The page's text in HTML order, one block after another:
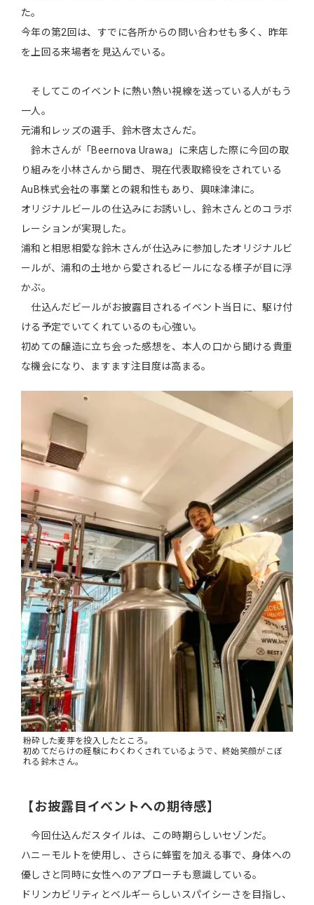
た。
今年の第2回は、すでに各所からの問い合わせも多く、昨年
を上回る来場者を見込んでいる。
そしてこのイベントに熱い熱い視線を送っている人がもう
一人。
元浦和レッズの選手、鈴木啓太さんだ。
鈴木さんが「Beernova Urawa」に来店した際に今回の取
り組みを小林さんから聞き、現在代表取締役をされている
AuB株式会社の事業との親和性もあり、興味津津に。
オリジナルビールの仕込みにお誘いし、鈴木さんとのコラボ
レーションが実現した。
浦和と相思相愛な鈴木さんが仕込みに参加したオリジナルビ
ールが、浦和の土地から愛されるビールになる様子が目に浮
かぶ。
仕込んだビールがお披露目されるイベント当日に、駆け付
ける予定でいてくれているのも心強い。
初めての醸造に立ち会った感想を、本人の口から聞ける貴重
な機会になり、ますます注目度は高まる。
粉砕した麦芽を投入したところ。
初めてだらけの経験にわくわくされているようで、終始笑顔がこぼ
れる鈴木さん。
【お披露目イベントへの期待感】
今回仕込んだスタイルは、この時期らしいセゾンだ。
ハニーモルトを使用し、さらに蜂蜜を加える事で、身体への
優しさと同時に女性へのアプローチも意識している。
ドリンカビリティとベルギーらしいスパイシーさを目指し、